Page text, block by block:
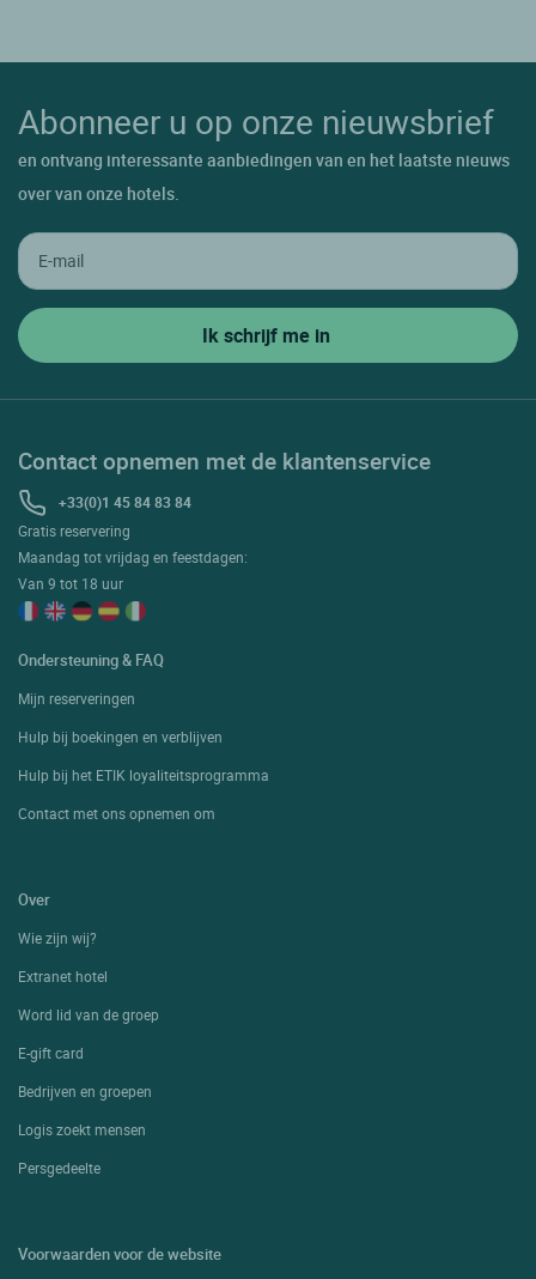
Abonneer u op onze nieuwsbrief
en ontvang interessante aanbiedingen van en het laatste nieuws
over van onze hotels.
Contact opnemen met de klantenservice
+33(0)1 45 84 83 84
Gratis reservering
Maandag tot vrijdag en feestdagen:
Van 9 tot 18 uur
Ondersteuning & FAQ
Mijn reserveringen
Hulp bij boekingen en verblijven
Hulp bij het ETIK loyaliteitsprogramma
Contact met ons opnemen om
Over
Wie zijn wij?
Extranet hotel
Word lid van de groep
E-gift card
Bedrijven en groepen
Logis zoekt mensen
Persgedeelte
Voorwaarden voor de website